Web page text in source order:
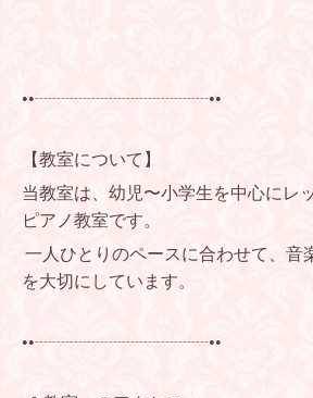
••┈┈┈┈┈┈┈┈┈┈••
【教室について】
当教室は、幼児〜小学生を中心にレ
ピアノ教室です。
一人ひとりのペースに合わせて、音
を大切にしています。
••┈┈┈┈┈┈┈┈┈┈••